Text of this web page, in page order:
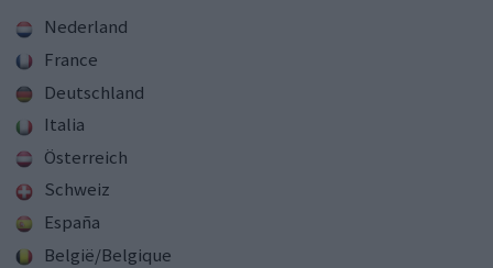
Nederland
France
Deutschland
Italia
Österreich
Schweiz
España
België/Belgique